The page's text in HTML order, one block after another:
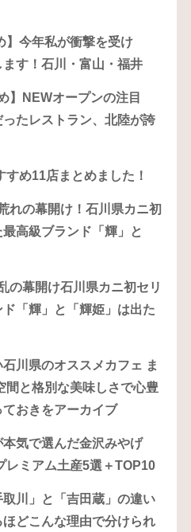
】今年私が衝撃を受け
す！石川・富山・福井
】NEWオープンの注目
たレストラン、北陸が誇
すめ11店まとめました！
れの幕開け！石川県カニ初
高級ブランド「輝」と
の幕開け石川県カニ初セリ
「輝」と「輝姫」は出た
石川県のオススメカフェ ま
間と格別な美味しさで心豊
おきをアーカイブ
本気で選んだ金沢みやげ
レミアム土産5選＋TOP10
取川」と「吉田蔵」の違い
どこんな理由で分けられ